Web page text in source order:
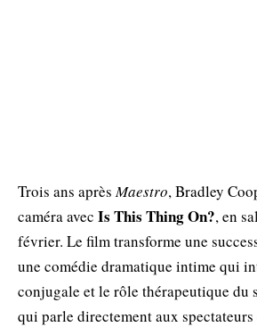
Trois ans aprèsMaestro, Bradley
caméra avec Is This Thing On?, en
février. Le film transforme une
une comédie dramatique intime qui
conjugale et le rôle thérapeutique du
qui parle directement aux spectateurs